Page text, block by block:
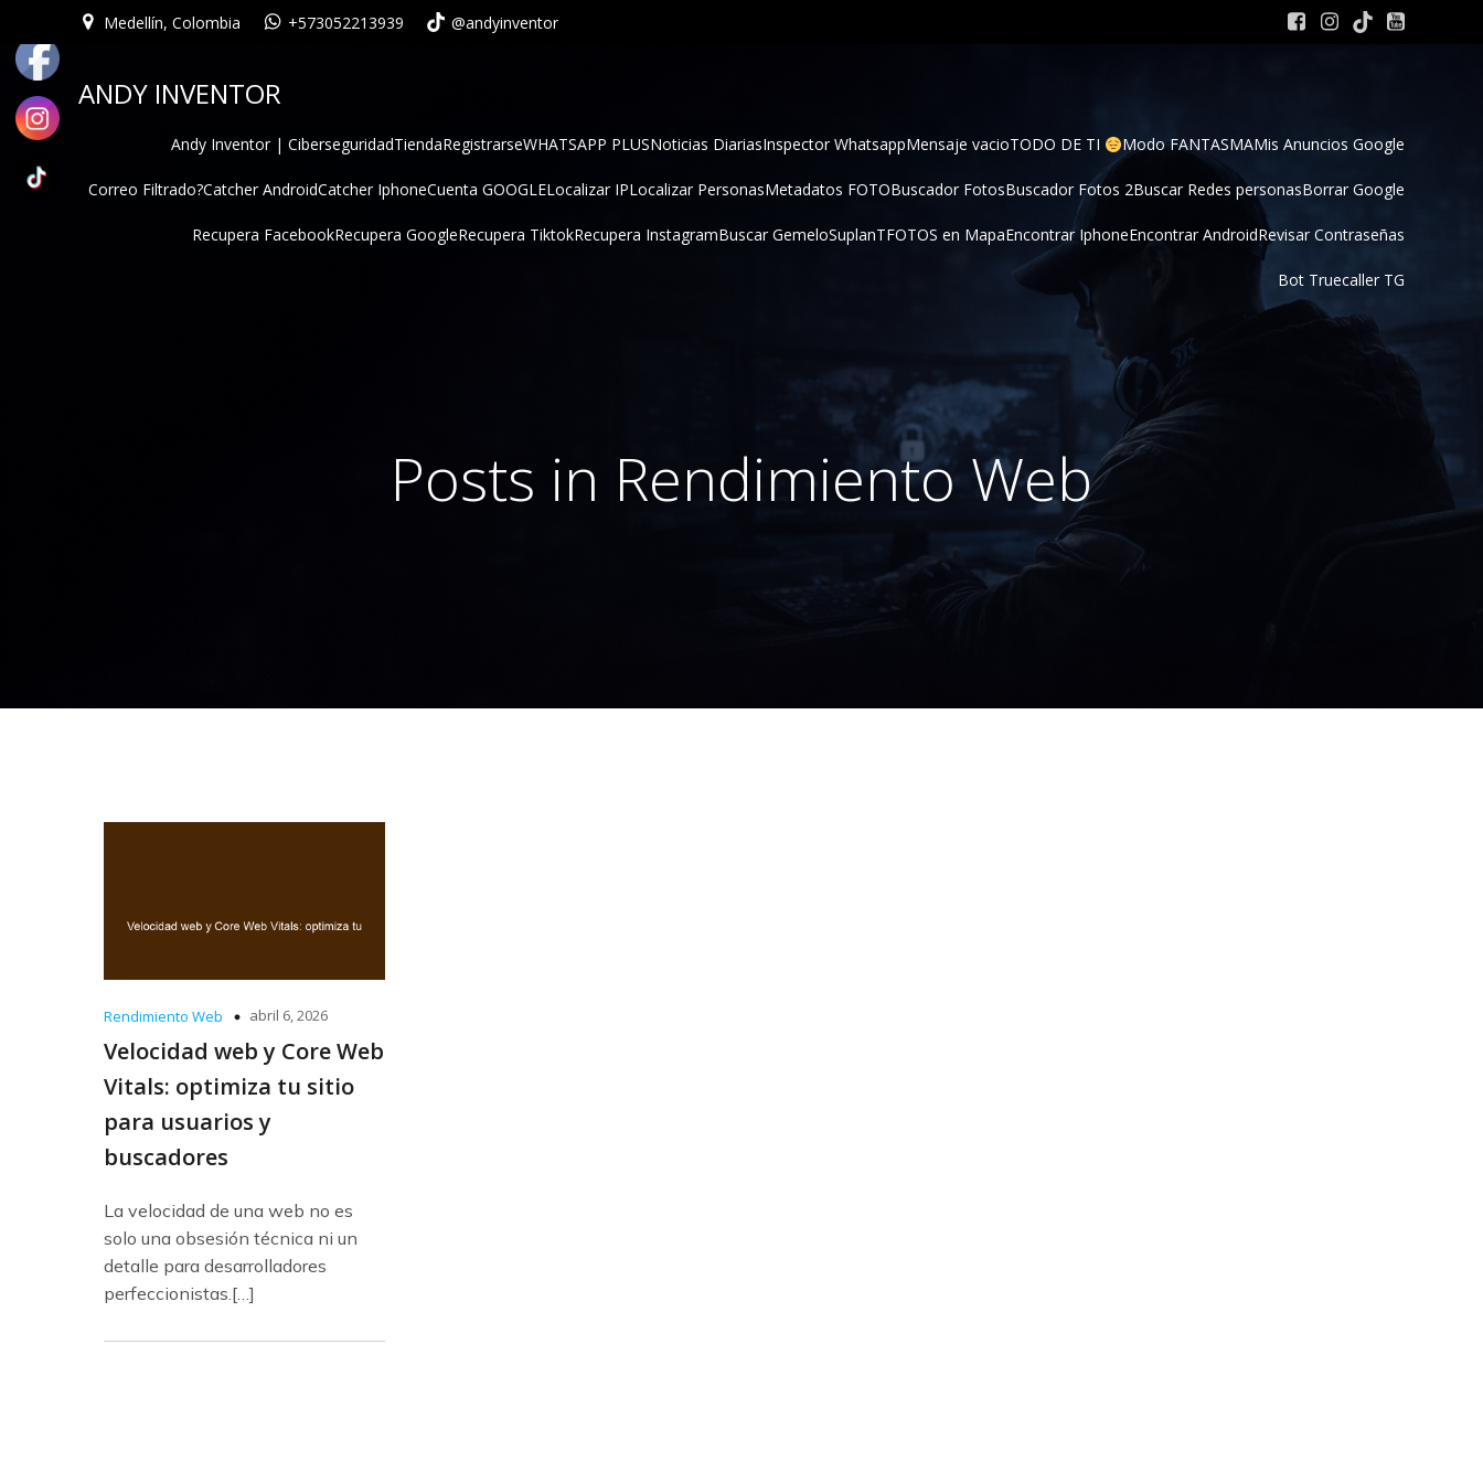
Medellín, Colombia +573052213939 @andyinventor
ANDY INVENTOR
Andy Inventor | CiberseguridadTiendaRegistrarseWHATSAPP PLUSNoticias DiariasInspector WhatsappMensaje vacioTODO DE TI Modo FANTASMAMis Anuncios Google
Correo Filtrado?Catcher AndroidCatcher IphoneCuenta GOOGLELocalizar IPLocalizar PersonasMetadatos FOTOBuscador FotosBuscador Fotos 2Buscar Redes personasBorrar Google
Recupera FacebookRecupera GoogleRecupera TiktokRecupera InstagramBuscar GemeloSuplanTFOTOS en MapaEncontrar IphoneEncontrar AndroidRevisar Contraseñas
Bot Truecaller TG
Posts in Rendimiento Web
Rendimiento Web abril 6, 2026
Velocidad web y Core Web
Vitals: optimiza tu sitio
para usuarios y
buscadores
La velocidad de una web no es
solo una obsesión técnica ni un
detalle para desarrolladores
perfeccionistas.[…]